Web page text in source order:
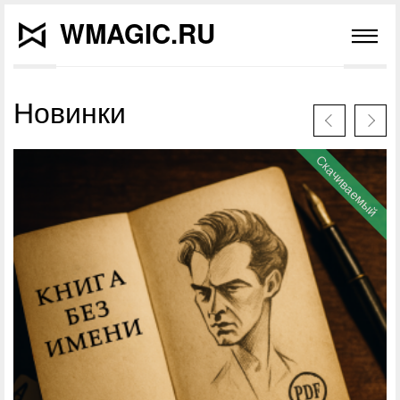
WMAGIC.RU
Новинки
Скачиваемый